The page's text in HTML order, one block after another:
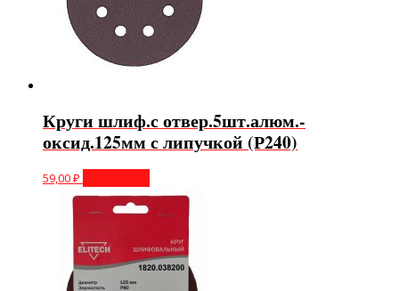
Круги шлиф.с отвер.5шт.алюм.-
оксид.125мм с липучкой (Р240)
59,00₽